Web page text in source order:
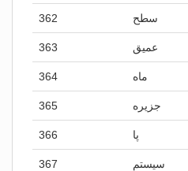
362 سطح
363 عمیق
364 ماه
365 جزیره
366 پا
367 سیستم